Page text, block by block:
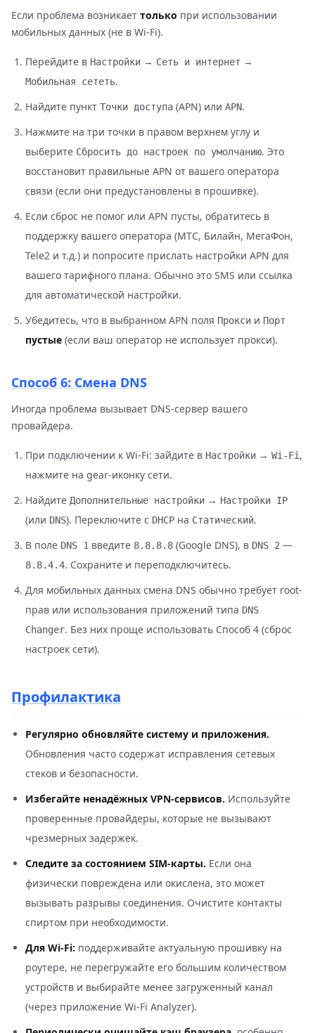
Если проблема возникает только при использовании
мобильных данных (не в Wi-Fi).
Перейдите в Настройки → Сеть и интернет →
Мобильная сететь.
Найдите пункт Точки доступа (APN) или APN.
Нажмите на три точки в правом верхнем углу и
выберите Сбросить до настроек по умолчанию. Это
восстановит правильные APN от вашего оператора
связи (если они предустановлены в прошивке).
Если сброс не помог или APN пусты, обратитесь в
поддержку вашего оператора (МТС, Билайн, МегаФон,
Tele2 и т.д.) и попросите прислать настройки APN для
вашего тарифного плана. Обычно это SMS или ссылка
для автоматической настройки.
Убедитесь, что в выбранном APN поля Прокси и Порт
пустые (если ваш оператор не использует прокси).
Способ 6: Смена DNS
Иногда проблема вызывает DNS-сервер вашего
провайдера.
При подключении к Wi-Fi: зайдите в Настройки → Wi-Fi ,
нажмите на gear-иконку сети.
Найдите Дополнительные настройки → Настройки IP
(или DNS). Переключите с DHCP на Статический.
В поле DNS 1 введите 8.8.8.8 (Google DNS), в DNS 2 —
8.8.4.4. Сохраните и переподключитесь.
Для мобильных данных смена DNS обычно требует root-
прав или использования приложений типа DNS
Changer. Без них проще использовать Способ 4 (сброс
настроек сети).
Профилактика
Регулярно обновляйте систему и приложения.
Обновления часто содержат исправления сетевых
стеков и безопасности.
Избегайте ненадёжных VPN-сервисов. Используйте
проверенные провайдеры, которые не вызывают
чрезмерных задержек.
Следите за состоянием SIM-карты. Если она
физически повреждена или окислена, это может
вызывать разрывы соединения. Очистите контакты
спиртом при необходимости.
Для Wi-Fi: поддерживайте актуальную прошивку на
роутере, не перегружайте его большим количеством
устройств и выбирайте менее загруженный канал
(через приложение Wi-Fi Analyzer).